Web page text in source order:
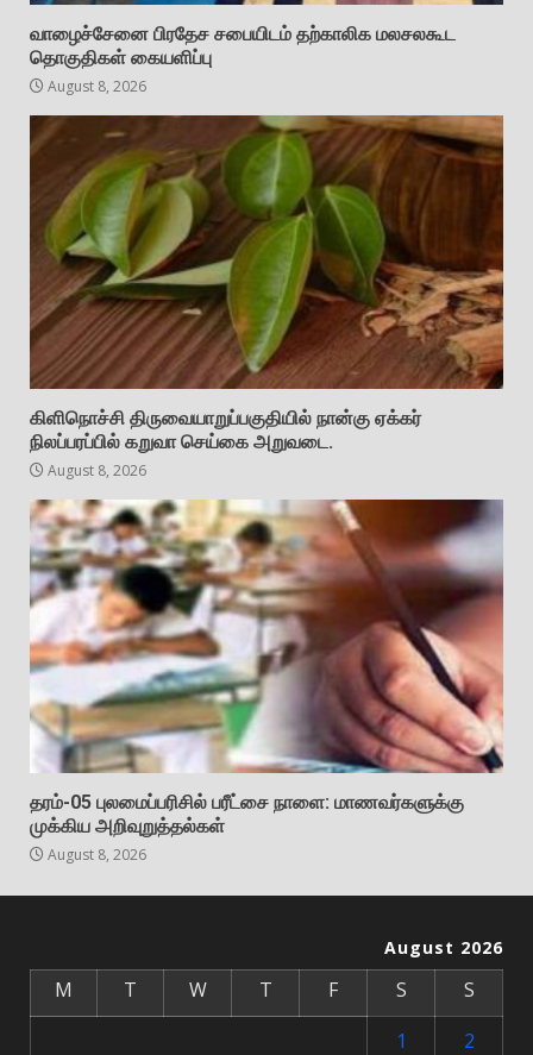
வாழைச்சேனை பிரதேச சபையிடம் தற்காலிக மலசலகூட
தொகுதிகள் கையளிப்பு
August 8, 2026
கிளிநொச்சி திருவையாறுப்பகுதியில் நான்கு ஏக்கர்
நிலப்பரப்பில் கறுவா செய்கை அறுவடை.
August 8, 2026
தரம்-05 புலமைப்பரிசில் பரீட்சை நாளை: மாணவர்களுக்கு
முக்கிய அறிவுறுத்தல்கள்
August 8, 2026
August 2026
M T W T F S
S
1
2